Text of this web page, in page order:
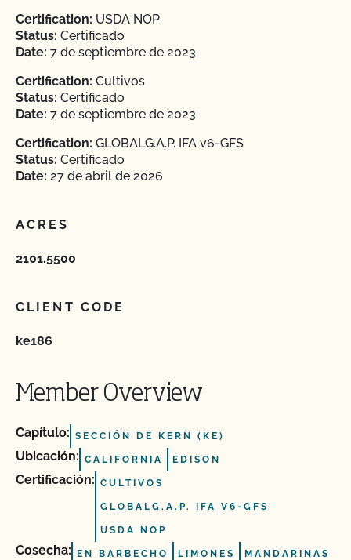
Certification: USDA NOP
Status: Certificado
Date: 7 de septiembre de 2023
Certification: Cultivos
Status: Certificado
Date: 7 de septiembre de 2023
Certification: GLOBALG.A.P. IFA v6-GFS
Status: Certificado
Date: 27 de abril de 2026
ACRES
2101.5500
CLIENT CODE
ke186
Member Overview
Capítulo: SECCIÓN DE KERN (KE)
Ubicación: CALIFORNIA EDISON
Certificación: CULTIVOS
GLOBALG.A.P. IFA V6-GFS
USDA NOP
Cosecha: EN BARBECHO LIMONES MANDARINAS